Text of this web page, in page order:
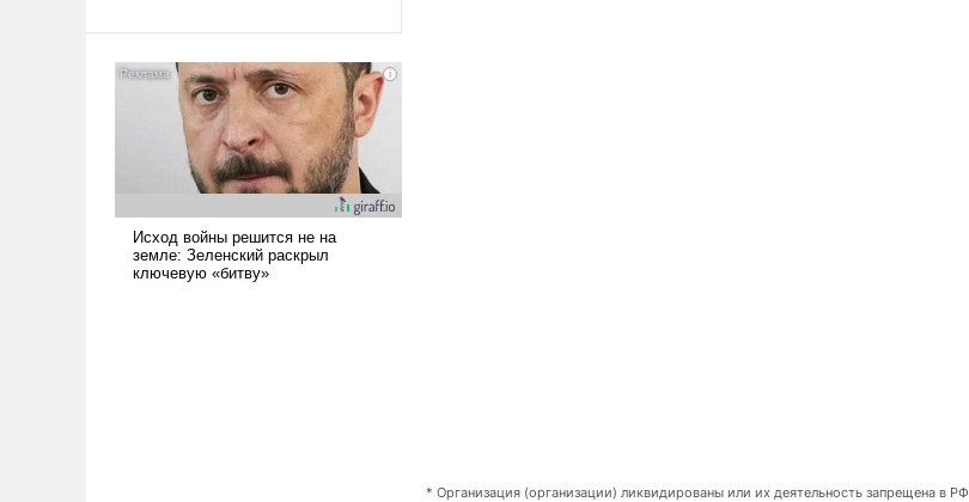
* Организация (организации) ликвидированы или их деятельность запрещена в РФ